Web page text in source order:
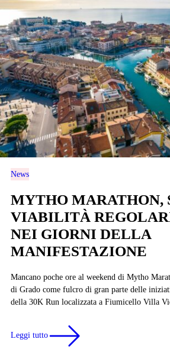
News
MYTHO MARATHON,
VIABILITÀ
NEI GIORNI DELLA
MANIFESTAZIONE
Mancano poche ore al weekend di Mytho
di Grado come fulcro di gran parte delle
della 30K Run localizzata a Fiumicello Villa
Leggi tutto